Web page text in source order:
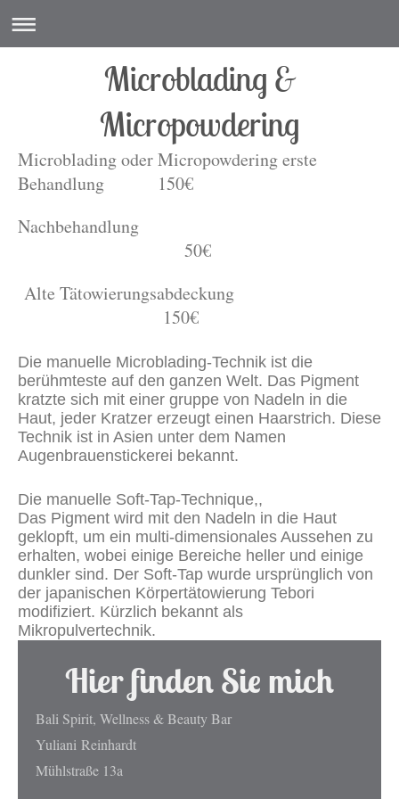
Microblading &
Micropowdering
Microblading oder Micropowdering erste
Behandlung 150€
Nachbehandlung
50€
Alte Tätowierungsabdeckung
150€
Die manuelle Microblading-Technik ist die
berühmteste auf den ganzen Welt. Das Pigment
kratzte sich mit einer gruppe von Nadeln in die
Haut, jeder Kratzer erzeugt einen Haarstrich. Diese
Technik ist in Asien unter dem Namen
Augenbrauenstickerei bekannt.
Die manuelle Soft-Tap-Technique,,
Das Pigment wird mit den Nadeln in die Haut
geklopft, um ein multi-dimensionales Aussehen zu
erhalten, wobei einige Bereiche heller und einige
dunkler sind. Der Soft-Tap wurde ursprünglich von
der japanischen Körpertätowierung Tebori
modifiziert. Kürzlich bekannt als
Mikropulvertechnik.
Hier finden Sie mich
Bali Spirit, Wellness & Beauty Bar
Yuliani Reinhardt
Mühlstraße 13a